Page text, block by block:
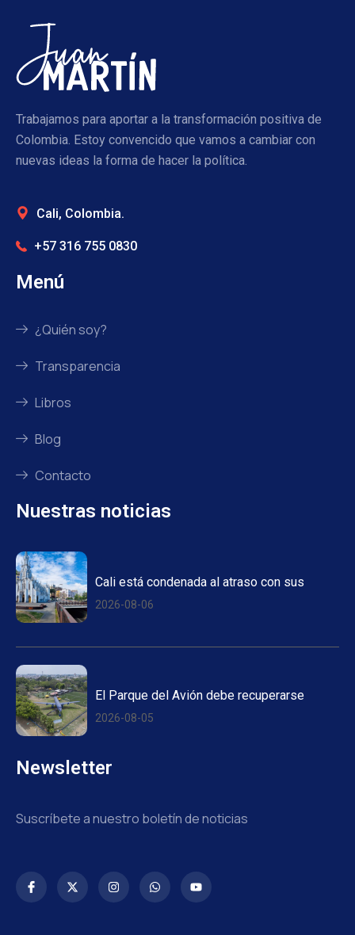
Trabajamos para aportar a la transformación positiva de
Colombia. Estoy convencido que vamos a cambiar con
nuevas ideas la forma de hacer la política.
Cali, Colombia.
+57 316 755 0830
Menú
¿Quién soy?
Transparencia
Libros
Blog
Contacto
Nuestras noticias
Cali está condenada al atraso con sus
2026-08-06
El Parque del Avión debe recuperarse
2026-08-05
Newsletter
Suscríbete a nuestro boletín de noticias